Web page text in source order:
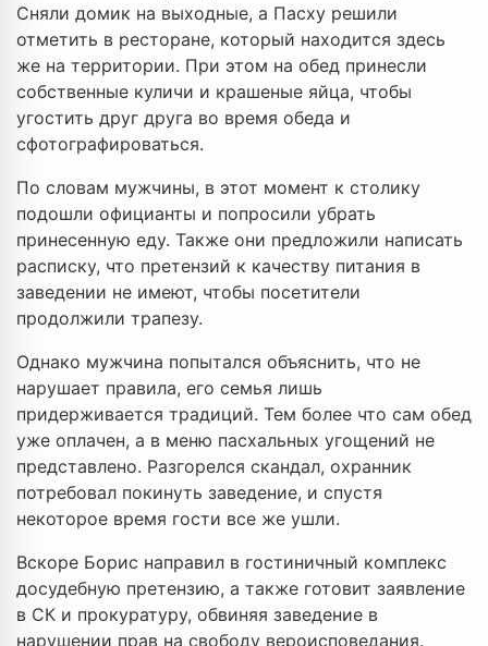
Сняли домик на выходные, а Пасху решили
отметить в ресторане, который находится здесь
же на территории. При этом на обед принесли
собственные куличи и крашеные яйца, чтобы
угостить друг друга во время обеда и
сфотографироваться.
По словам мужчины, в этот момент к столику
подошли официанты и попросили убрать
принесенную еду. Также они предложили написать
расписку, что претензий к качеству питания в
заведении не имеют, чтобы посетители
продолжили трапезу.
Однако мужчина попытался объяснить, что не
нарушает правила, его семья лишь
придерживается традиций. Тем более что сам обед
уже оплачен, а в меню пасхальных угощений не
представлено. Разгорелся скандал, охранник
потребовал покинуть заведение, и спустя
некоторое время гости все же ушли.
Вскоре Борис направил в гостиничный комплекс
досудебную претензию, а также готовит заявление
в СК и прокуратуру, обвиняя заведение в
нарушении прав на свободу вероисповедания.